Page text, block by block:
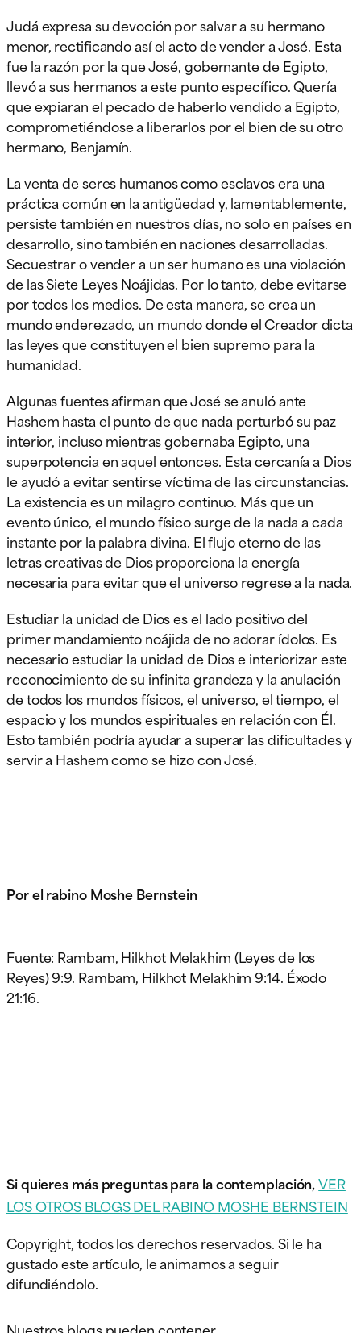
Judá expresa su devoción por salvar a su hermano
menor, rectificando así el acto de vender a José. Esta
fue la razón por la que José, gobernante de Egipto,
llevó a sus hermanos a este punto específico. Quería
que expiaran el pecado de haberlo vendido a Egipto,
comprometiéndose a liberarlos por el bien de su otro
hermano, Benjamín.
La venta de seres humanos como esclavos era una
práctica común en la antigüedad y, lamentablemente,
persiste también en nuestros días, no solo en países en
desarrollo, sino también en naciones desarrolladas.
Secuestrar o vender a un ser humano es una violación
de las Siete Leyes Noájidas. Por lo tanto, debe evitarse
por todos los medios. De esta manera, se crea un
mundo enderezado, un mundo donde el Creador dicta
las leyes que constituyen el bien supremo para la
humanidad.
Algunas fuentes afirman que José se anuló ante
Hashem hasta el punto de que nada perturbó su paz
interior, incluso mientras gobernaba Egipto, una
superpotencia en aquel entonces. Esta cercanía a Dios
le ayudó a evitar sentirse víctima de las circunstancias.
La existencia es un milagro continuo. Más que un
evento único, el mundo físico surge de la nada a cada
instante por la palabra divina. El flujo eterno de las
letras creativas de Dios proporciona la energía
necesaria para evitar que el universo regrese a la nada.
Estudiar la unidad de Dios es el lado positivo del
primer mandamiento noájida de no adorar ídolos. Es
necesario estudiar la unidad de Dios e interiorizar este
reconocimiento de su infinita grandeza y la anulación
de todos los mundos físicos, el universo, el tiempo, el
espacio y los mundos espirituales en relación con Él.
Esto también podría ayudar a superar las dificultades y
servir a Hashem como se hizo con José.
Por el rabino Moshe Bernstein
Fuente: Rambam, Hilkhot Melakhim (Leyes de los
Reyes) 9:9. Rambam, Hilkhot Melakhim 9:14. Éxodo
21:16.
Si quieres más preguntas para la contemplación,VER
LOS OTROS BLOGS DEL RABINO MOSHE BERNSTEIN
Copyright, todos los derechos reservados. Si le ha
gustado este artículo, le animamos a seguir
difundiéndolo.
Nuestros blogs pueden contener